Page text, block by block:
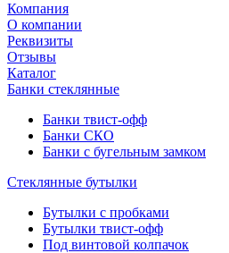
Компания
О компании
Реквизиты
Отзывы
Каталог
Банки стеклянные
Банки твист-офф
Банки СКО
Банки с бугельным замком
Стеклянные бутылки
Бутылки с пробками
Бутылки твист-офф
Под винтовой колпачок